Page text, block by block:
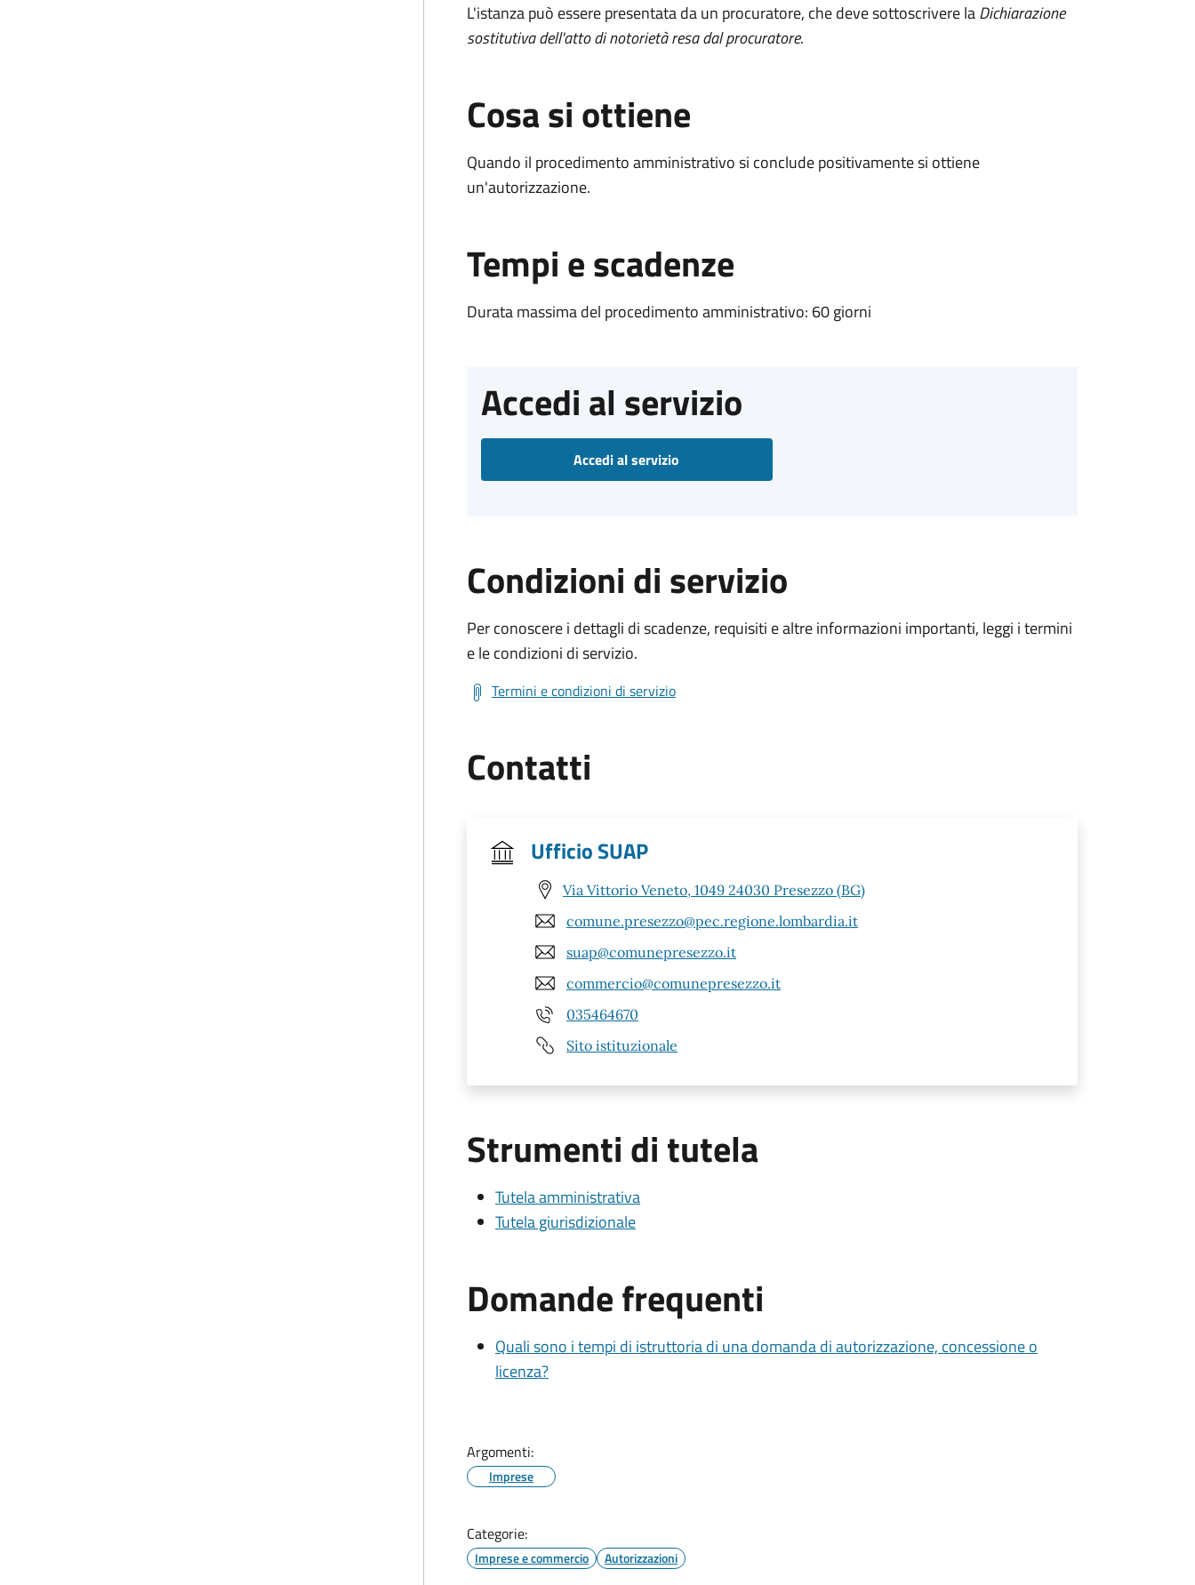
L'istanza può essere presentata da un procuratore, che deve sottoscrivere laDichiarazione
sostitutiva dell'atto di notorietà resa dal procuratore.
Cosa si ottiene
Quando il procedimento amministrativo si conclude positivamente si ottiene
un'autorizzazione.
Tempi e scadenze
Durata massima del procedimento amministrativo: 60 giorni
Accedi al servizio
Accedi al servizio
Condizioni di servizio
Per conoscere i dettagli di scadenze, requisiti e altre informazioni importanti, leggi i termini
e le condizioni di servizio.
Termini e condizioni di servizio
Contatti
Ufficio SUAP
Via Vittorio Veneto, 1049 24030 Presezzo (BG)
comune.presezzo@pec.regione.lombardia.it
suap@comunepresezzo.it
commercio@comunepresezzo.it
035464670
Sito istituzionale
Strumenti di tutela
Tutela amministrativa
Tutela giurisdizionale
Domande frequenti
Quali sono i tempi di istruttoria di una domanda di autorizzazione, concessione o
licenza?
Argomenti:
Imprese
Categorie:
Imprese e commercio Autorizzazioni